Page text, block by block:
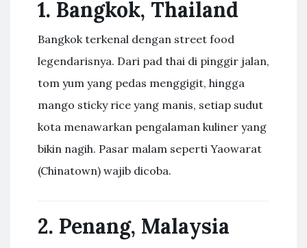
1. Bangkok, Thailand
Bangkok terkenal dengan street food
legendarisnya. Dari pad thai di pinggir jalan,
tom yum yang pedas menggigit, hingga
mango sticky rice yang manis, setiap sudut
kota menawarkan pengalaman kuliner yang
bikin nagih. Pasar malam seperti Yaowarat
(Chinatown) wajib dicoba.
2. Penang, Malaysia